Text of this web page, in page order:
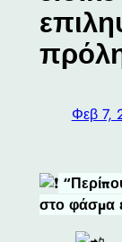
Φεβ 7,
στο φάσμα